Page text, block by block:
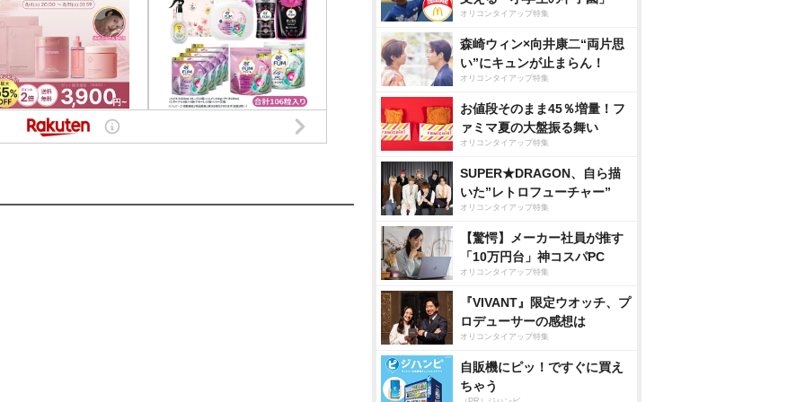
オリコンタイアップ特集
森崎ウィン×向井康二“両片思
い”にキュンが止まらん！
オリコンタイアップ特集
お値段そのまま45％増量！フ
ァミマ夏の大盤振る舞い
オリコンタイアップ特集
SUPER★DRAGON、自ら描
いた”レトロフューチャー”
オリコンタイアップ特集
【驚愕】メーカー社員が推す
「10万円台」神コスパPC
オリコンタイアップ特集
『VIVANT』限定ウオッチ、プ
ロデューサーの感想は
オリコンタイアップ特集
自販機にピッ！ですぐに買え
ちゃう